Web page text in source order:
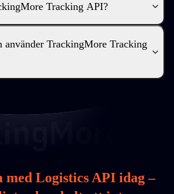
Tracking API?
använder TrackingMore Tracking
med Logistics API idag –